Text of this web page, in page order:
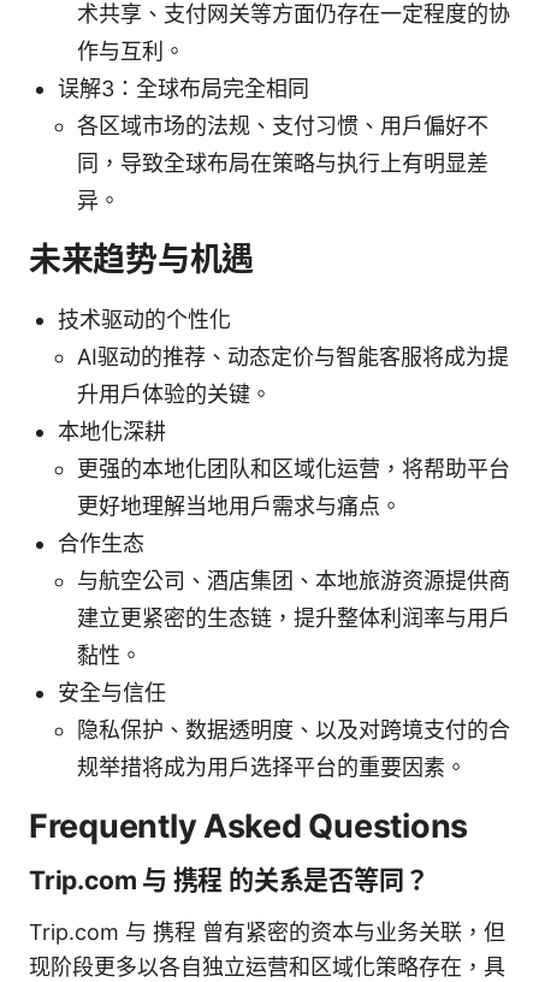
术共享、支付网关等方面仍存在一定程度的协
作与互利。
误解3：全球布局完全相同
各区域市场的法规、支付习惯、用户偏好不
同，导致全球布局在策略与执行上有明显差
异。
未来趋势与机遇
技术驱动的个性化
AI驱动的推荐、动态定价与智能客服将成为提
升用户体验的关键。
本地化深耕
更强的本地化团队和区域化运营，将帮助平台
更好地理解当地用户需求与痛点。
合作生态
与航空公司、酒店集团、本地旅游资源提供商
建立更紧密的生态链，提升整体利润率与用户
黏性。
安全与信任
隐私保护、数据透明度、以及对跨境支付的合
规举措将成为用户选择平台的重要因素。
Frequently Asked Questions
Trip.com 与 携程 的关系是否等同？
Trip.com 与 携程 曾有紧密的资本与业务关联，但
现阶段更多以各自独立运营和区域化策略存在，具